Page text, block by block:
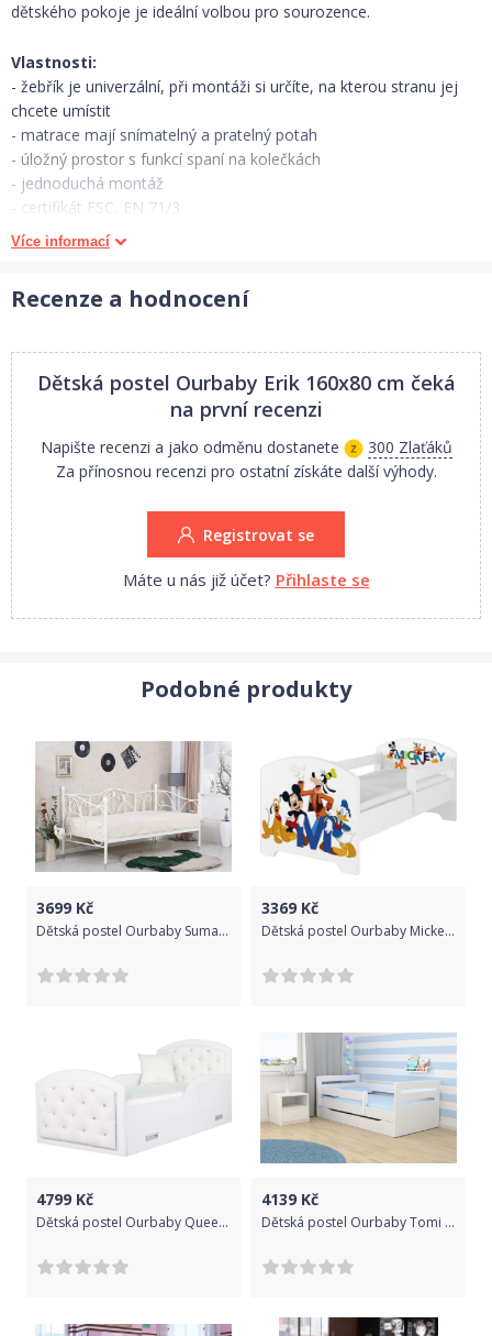
dětského pokoje je ideální volbou pro sourozence.
Vlastnosti:
- žebřík je univerzální, při montáži si určíte, na kterou stranu jej
chcete umístit
- matrace mají snímatelný a pratelný potah
- úložný prostor s funkcí spaní na kolečkách
- jednoduchá montáž
- certifikát FSC, EN 71/3
- 3 x lamelový rošt
- bezpečnostní zábrana
Materiál:
- dřevěná konstrukce z borovicového dřeva
- šuplík z lamina
Rozměry:
- 166x87x154 cm
- 196x87x154 cm
- 206x97x154 cm
Více informací
Recenze a hodnocení
Dětská postel Ourbaby Erik 160x80 cm čeká
na první recenzi
Napište recenzi a jako odměnu dostanete
300 Zlaťáků
Za přínosnou recenzi pro ostatní získáte další výhody.
Registrovat se
Máte u nás již účet? Přihlaste se
Podobné produkty
3699 Kč
Dětská postel Ourbaby Sumatra bílá 200x90 cm
3369 Kč
Dětská postel Ourbaby Mickey's Friends bílá 140x70 cm
4799 Kč
Dětská postel Ourbaby Queen bílá 160x80 cm
4139 Kč
Dětská postel Ourbaby Tomi bílá 160x80 cm